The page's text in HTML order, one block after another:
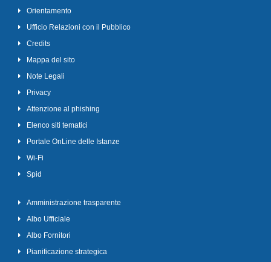
Orientamento
Ufficio Relazioni con il Pubblico
Credits
Mappa del sito
Note Legali
Privacy
Attenzione al phishing
Elenco siti tematici
Portale OnLine delle Istanze
Wi-Fi
Spid
Amministrazione trasparente
Albo Ufficiale
Albo Fornitori
Pianificazione strategica